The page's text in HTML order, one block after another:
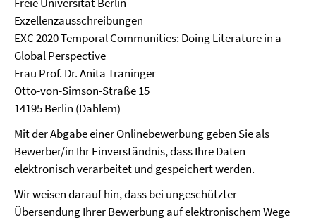
Exzellenzausschreibungen
EXC 2020 Temporal Communities: Doing Literature in a
Global Perspective
Frau Prof. Dr. Anita Traninger
Otto-von-Simson-Straße 15
14195 Berlin (Dahlem)
Mit der Abgabe einer Onlinebewerbung geben Sie als
Bewerber/in Ihr Einverständnis, dass Ihre Daten
elektronisch verarbeitet und gespeichert werden.
Wir weisen darauf hin, dass bei ungeschützter
Übersendung Ihrer Bewerbung auf elektronischem Wege